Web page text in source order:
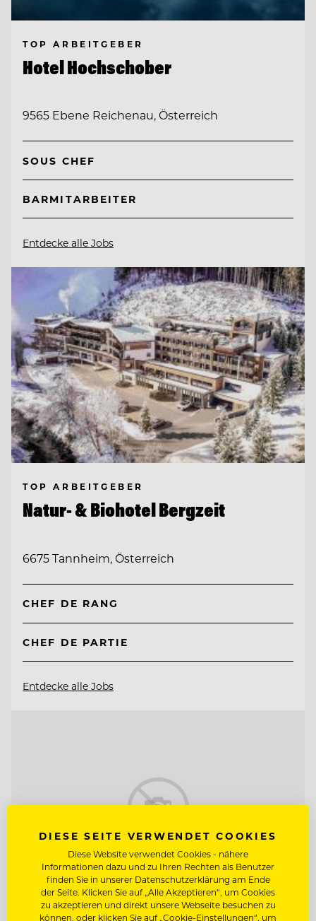
TOP ARBEITGEBER
Hotel Hochschober
9565 Ebene Reichenau, Österreich
SOUS CHEF
BARMITARBEITER
Entdecke alle Jobs
TOP ARBEITGEBER
Natur- & Biohotel Bergzeit
6675 Tannheim, Österreich
CHEF DE RANG
CHEF DE PARTIE
Entdecke alle Jobs
DIESE SEITE VERWENDET COOKIES
Diese Website verwendet Cookies - nähere
Informationen dazu und zu Ihren Rechten als Benutzer
finden Sie in unserer Datenschutzerklärung am Ende
der Seite. Klicken Sie auf „Alle Akzeptieren“, um Cookies
zu akzeptieren und direkt unsere Webseite besuchen zu
können, oder klicken Sie auf „Cookie-Einstellungen“, um